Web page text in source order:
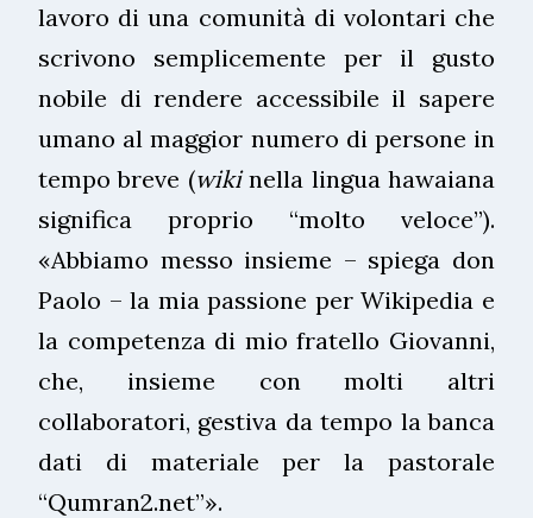
lavoro di una comunità di volontari che
scrivono semplicemente per il gusto
nobile di rendere accessibile il sapere
umano al maggior numero di persone in
tempo breve (wikinella lingua hawaiana
significa proprio “molto veloce”).
«Abbiamo messo insieme – spiega don
Paolo – la mia passione per Wikipedia e
la competenza di mio fratello Giovanni,
che, insieme con molti altri
collaboratori, gestiva da tempo la banca
dati di materiale per la pastorale
“Qumran2.net”».